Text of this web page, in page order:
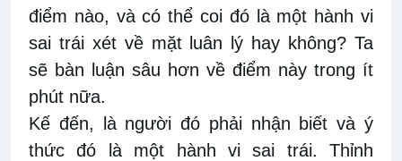
điểm nào, và có thể coi đó là một hành vi
sai trái xét về mặt luân lý hay không? Ta
sẽ bàn luận sâu hơn về điểm này trong ít
phút nữa.
Kế đến, là người đó phải nhận biết và ý
thức đó là một hành vi sai trái. Thỉnh